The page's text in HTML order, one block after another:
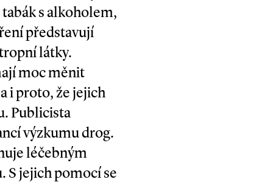
s alkoholem,
představují
látky.
moc měnit
i proto, že jejich
Publicista
výzkumu drog.
léčebným
jejich pomocí se